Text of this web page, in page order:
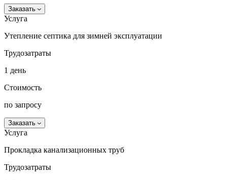
Заказать
Услуга
Утепление септика для зимней эксплуатации
Трудозатраты
1 день
Стоимость
по запросу
Заказать
Услуга
Прокладка канализационных труб
Трудозатраты